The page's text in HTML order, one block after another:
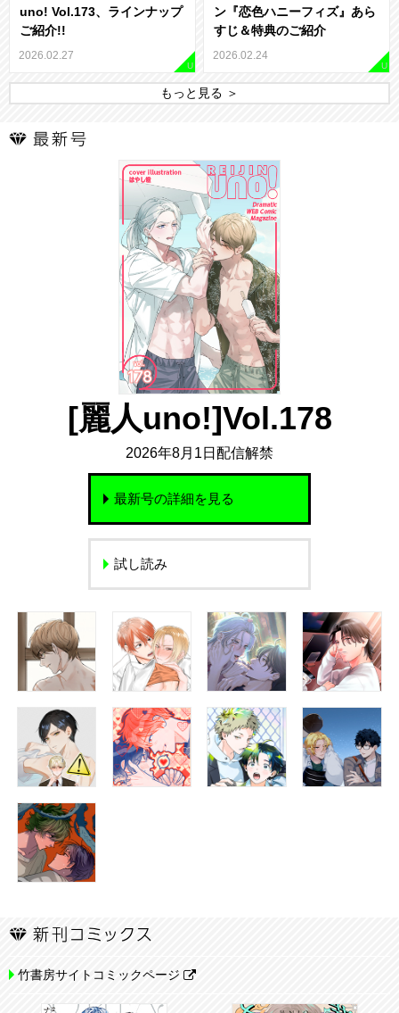
uno! Vol.173、ラインナップ
ご紹介!!
2026.02.27
U
ン『恋色ハニーフィズ』あら
すじ＆特典のご紹介
2026.02.24
U
もっと見る ＞
[麗人uno!]Vol.178
2026年8月1日配信解禁
最新号の詳細を見る
試し読み
竹書房サイトコミックページ